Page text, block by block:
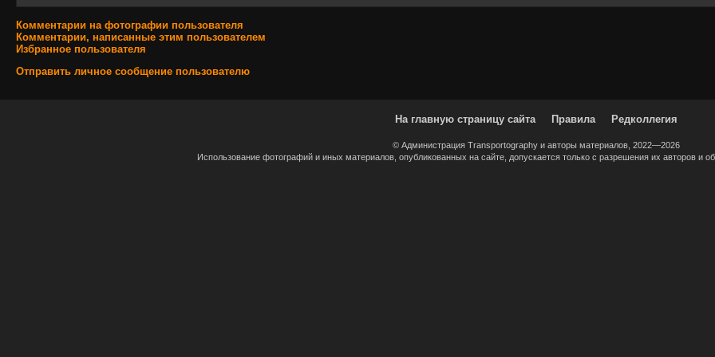
Комментарии на фотографии пользователя
Комментарии, написанные этим пользователем
Избранное пользователя
Отправить личное сообщение пользователю
На главную страницу сайта Правила Редколлегия
© Администрация Transportography и авторы материалов, 2022—2026
Использование фотографий и иных материалов, опубликованных на сайте, допускается только с разрешения их авторов и